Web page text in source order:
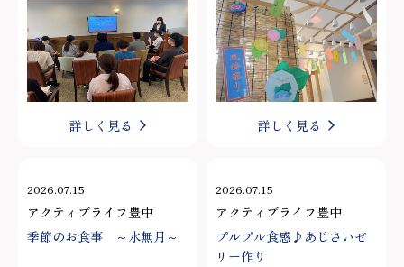
詳しく見る 詳しく見る
2026.07.15
アクティブライフ豊中
季節のお食事 ～水無月～
2026.07.15
アクティブライフ豊中
プルプル食感♪あじさいゼ
リー作り